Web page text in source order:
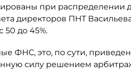
при распределении
директоров ПНТ
50 до 45%.
ФНС, это, по сути,
силу решением